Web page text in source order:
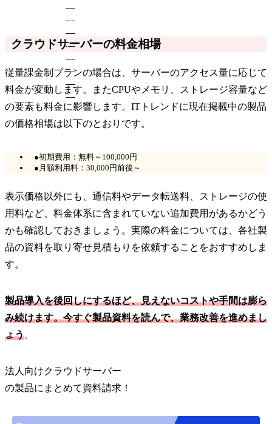
クラウドサーバーの料金相場
従量課金制プランの場合は、サーバーのアクセス量に応じて
料金が変動します。またCPUやメモリ、ストレージ容量など
の要素も料金に影響します。ITトレンドに現在掲載中の製品
の価格相場は以下のとおりです。
●初期費用：無料～100,000円
●月額利用料：30,000円前後～
表示価格以外にも、通信料やデータ転送料、ストレージの使
用料など、料金体系に含まれていない追加費用があるかどう
かも確認しておきましょう。実際の料金については、各社製
品の資料を取り寄せ見積もりを依頼することをおすすめしま
す。
製品導入を後回しにするほど、見えないコストや手間は膨ら
み続けます。今すぐ製品資料を読んで、業務改善を進めまし
ょう。
法人向けクラウドサーバー
の製品にまとめて資料請求！